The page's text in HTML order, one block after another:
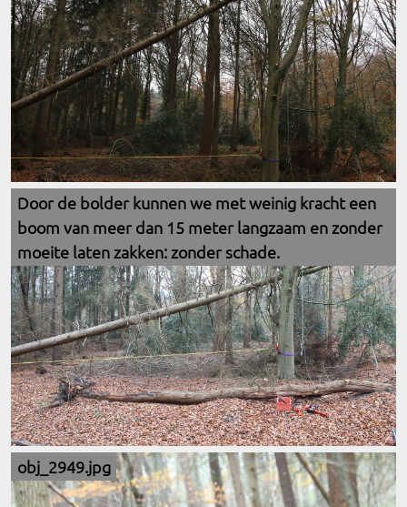
Door de bolder kunnen we met weinig kracht een
boom van meer dan 15 meter langzaam en zonder
moeite laten zakken: zonder schade.
obj_2949.jpg